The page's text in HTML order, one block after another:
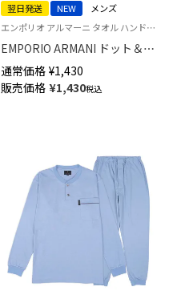
翌日発送 NEW
メンズ
エンポリオ アルマーニ タオル ハンドタオル ハンカチ
EMPORIO ARMANI ドット＆マ
ンガベア 綿100％ ミニタオル
【365日最短翌日発送】
02340027
通常価格 ¥1,430
販売価格 ¥1,430税込